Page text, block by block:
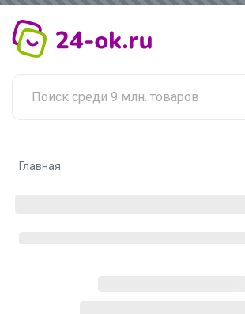
Главная